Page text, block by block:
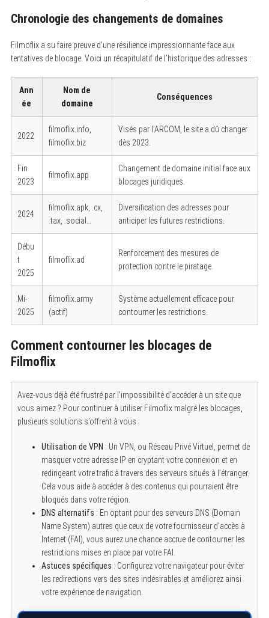
Chronologie des changements de domaines
Filmoflix a su faire preuve d’une résilience impressionnante face aux
tentatives de blocage. Voici un récapitulatif de l’historique des adresses :
Ann
ée
Nom de
domaine
Conséquences
2022
filmoflix.info,
filmoflix.biz
Visés par l’ARCOM, le site a dû changer
dès 2023.
Fin
2023
filmoflix.app
Changement de domaine initial face aux
blocages juridiques.
2024
filmoflix.apk, .cx,
.tax, .social…
Diversification des adresses pour
anticiper les futures restrictions.
Débu
t
2025
filmoflix.ad
Renforcement des mesures de
protection contre le piratage.
Mi-
2025
filmoflix.army
(actif)
Système actuellement efficace pour
contourner les restrictions.
Comment contourner les blocages de
Filmoflix
Avez-vous déjà été frustré par l’impossibilité d’accéder à un site que
vous aimez ? Pour continuer à utiliser Filmoflix malgré les blocages,
plusieurs solutions s’offrent à vous :
Utilisation de VPN : Un VPN, ou Réseau Privé Virtuel, permet de
masquer votre adresse IP en cryptant votre connexion et en
redirigeant votre trafic à travers des serveurs situés à l’étranger.
Cela vous aide à accéder à des contenus qui pourraient être
bloqués dans votre région.
DNS alternatifs : En optant pour des serveurs DNS (Domain
Name System) autres que ceux de votre fournisseur d’accès à
Internet (FAI), vous aurez une chance accrue de contourner les
restrictions mises en place par votre FAI.
Astuces spécifiques : Configurez votre navigateur pour éviter
les redirections vers des sites indésirables et améliorez ainsi
votre expérience de navigation.